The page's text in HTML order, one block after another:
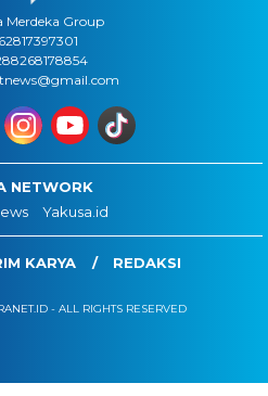
Merdeka Group
NETWORK
Yakusa.id
KARYA REDAKSI
- ALL RIGHTS RESERVED